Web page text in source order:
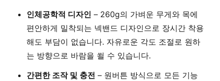
인체공학적 디자인 – 260g의 가벼운 무게와 목에
편안하게 밀착되는 넥밴드 디자인으로 장시간 착용
해도 부담이 없습니다. 자유로운 각도 조절로 원하
는 방향으로 바람을 쐴 수 있습니다.
간편한 조작 및 충전 – 원버튼 방식으로 모든 기능